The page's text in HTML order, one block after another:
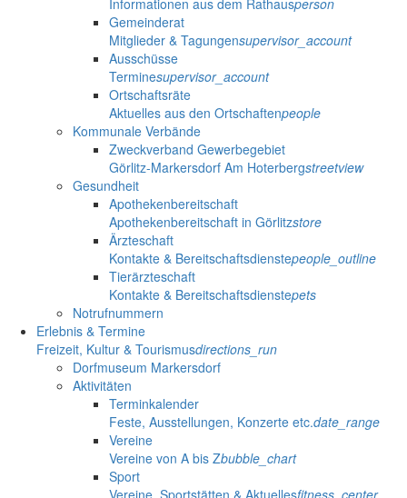
Informationen aus dem Rathausperson
Gemeinderat
Mitglieder & Tagungensupervisor_account
Ausschüsse
Terminesupervisor_account
Ortschaftsräte
Aktuelles aus den Ortschaftenpeople
Kommunale Verbände
Zweckverband Gewerbegebiet
Görlitz-Markersdorf Am Hoterbergstreetview
Gesundheit
Apothekenbereitschaft
Apothekenbereitschaft in Görlitzstore
Ärzteschaft
Kontakte & Bereitschaftsdienstepeople_outline
Tierärzteschaft
Kontakte & Bereitschaftsdienstepets
Notrufnummern
Erlebnis & Termine
Freizeit, Kultur & Tourismusdirections_run
Dorfmuseum Markersdorf
Aktivitäten
Terminkalender
Feste, Ausstellungen, Konzerte etc.date_range
Vereine
Vereine von A bis Zbubble_chart
Sport